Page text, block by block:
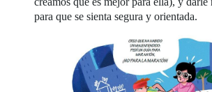
para que se sienta segura y orientada.